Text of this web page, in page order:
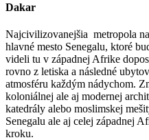
Dakar
Najcivilizovanejšia metropola
hlavné mesto Senegalu, ktoré
videli tu v západnej Afrike
rovno z letiska a následné
atmosféru každým nádychom.
koloniálnej ale aj modernej
katedrály alebo moslimskej
Senegalu ale aj celej západnej
kroku.